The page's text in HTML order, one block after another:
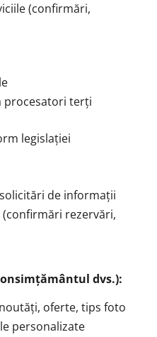
(confirmări,
procesatori terți
legislației
de informații
rezervări,
dvs.):
oferte, tips foto
personalizate